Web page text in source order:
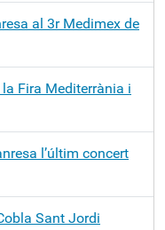
al 3r Medimex de
Fira Mediterrània i
l’últim concert
Sant Jordi